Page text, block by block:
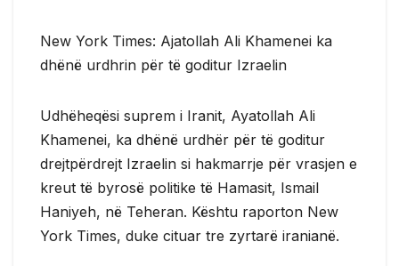
New York Times: Ajatollah Ali Khamenei ka
dhënë urdhrin për të goditur Izraelin
Udhëheqësi suprem i Iranit, Ayatollah Ali
Khamenei, ka dhënë urdhër për të goditur
drejtpërdrejt Izraelin si hakmarrje për vrasjen e
kreut të byrosë politike të Hamasit, Ismail
Haniyeh, në Teheran. Kështu raporton New
York Times, duke cituar tre zyrtarë iranianë.